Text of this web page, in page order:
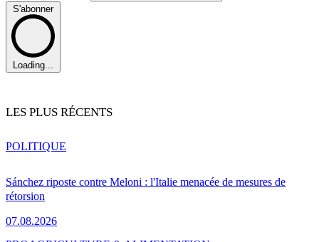
S'abonner
Loading...
LES PLUS RÉCENTS
Sánchez riposte contre Meloni : l'Italie menacée de mesures de
rétorsion
07.08.2026
POLITIQUE